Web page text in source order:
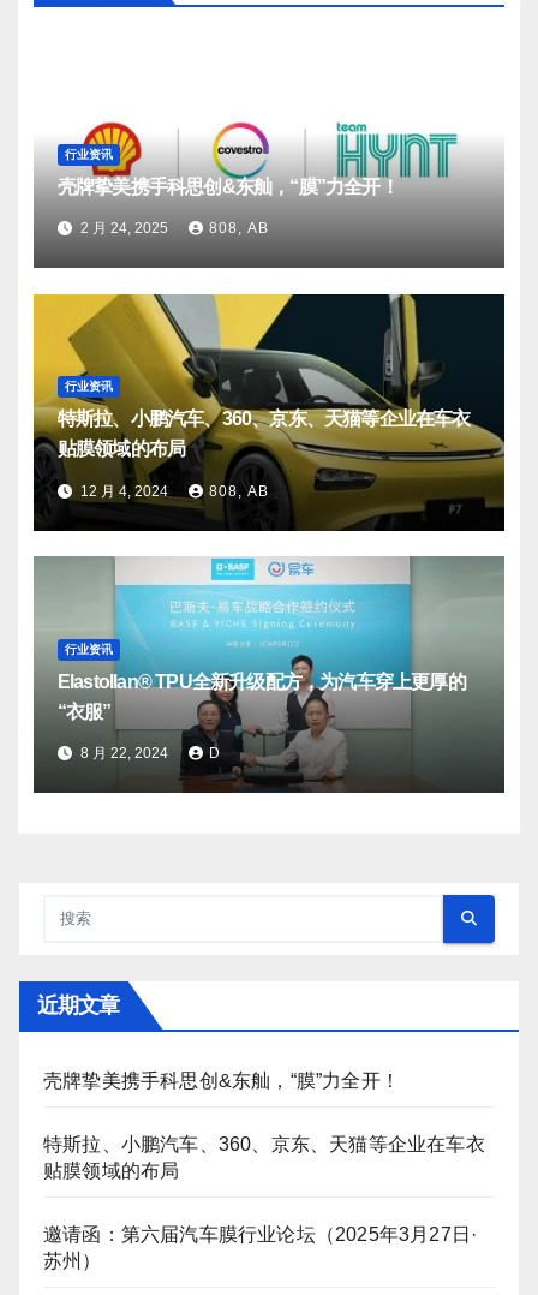
行业资讯
壳牌挚美携手科思创&东舢，“膜”力全开！
2 月 24, 2025 808, AB
行业资讯
特斯拉、小鹏汽车、360、京东、天猫等企业在车衣
贴膜领域的布局
12 月 4, 2024 808, AB
行业资讯
Elastollan® TPU全新升级配方，为汽车穿上更厚的
“衣服”
8 月 22, 2024 D
近期文章
壳牌挚美携手科思创&东舢，“膜”力全开！
特斯拉、小鹏汽车、360、京东、天猫等企业在车衣
贴膜领域的布局
邀请函：第六届汽车膜行业论坛（2025年3月27日·
苏州）